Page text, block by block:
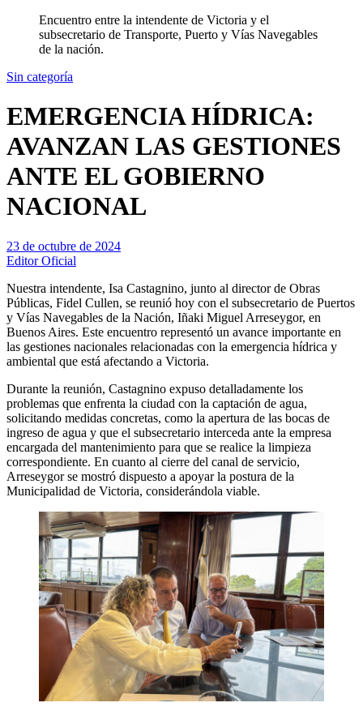
Encuentro entre la intendente de Victoria y el
subsecretario de Transporte, Puerto y Vías Navegables
de la nación.
Sin categoría
EMERGENCIA HÍDRICA:
AVANZAN LAS GESTIONES
ANTE EL GOBIERNO
NACIONAL
23 de octubre de 2024
Editor Oficial
Nuestra intendente, Isa Castagnino, junto al director de Obras
Públicas, Fidel Cullen, se reunió hoy con el subsecretario de Puertos
y Vías Navegables de la Nación, Iñaki Miguel Arreseygor, en
Buenos Aires. Este encuentro representó un avance importante en
las gestiones nacionales relacionadas con la emergencia hídrica y
ambiental que está afectando a Victoria.
Durante la reunión, Castagnino expuso detalladamente los
problemas que enfrenta la ciudad con la captación de agua,
solicitando medidas concretas, como la apertura de las bocas de
ingreso de agua y que el subsecretario interceda ante la empresa
encargada del mantenimiento para que se realice la limpieza
correspondiente. En cuanto al cierre del canal de servicio,
Arreseygor se mostró dispuesto a apoyar la postura de la
Municipalidad de Victoria, considerándola viable.